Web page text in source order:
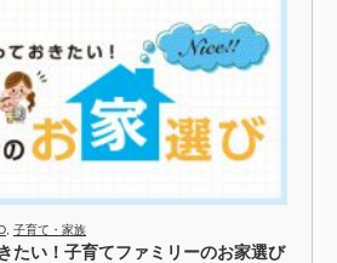
子育て・家族
たい！子育てファミリーのお家選び